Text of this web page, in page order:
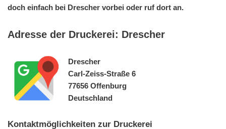
doch einfach bei Drescher vorbei oder ruf dort an.
Adresse der Druckerei: Drescher
Drescher
Carl-Zeiss-Straße 6
77656 Offenburg
Deutschland
Kontaktmöglichkeiten zur Druckerei